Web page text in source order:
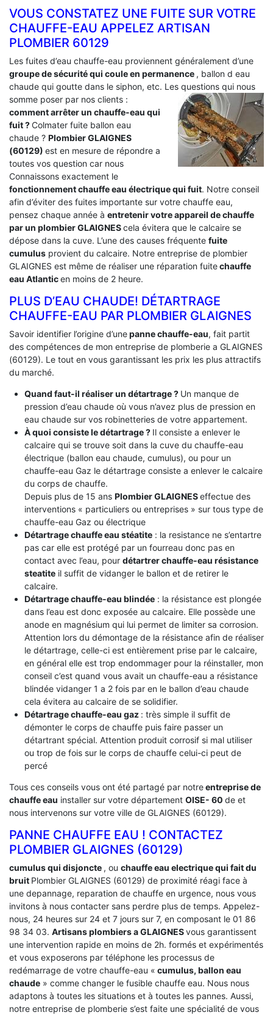
VOUS CONSTATEZ UNE FUITE SUR VOTRE
CHAUFFE-EAU APPELEZ ARTISAN
PLOMBIER 60129
Les fuites d’eau chauffe-eau proviennent généralement d’une
groupe de sécurité qui coule en permanence , ballon d eau
chaude qui goutte dans le siphon, etc. Les questions qui nous
somme poser par nos clients :
comment arrêter un chauffe-eau qui
fuit ?Colmater fuite ballon eau
chaude ? Plombier GLAIGNES
(60129) est en mesure de répondre a
toutes vos question car nous
Connaissons exactement le
fonctionnement chauffe eau électrique qui fuit. Notre conseil
afin d’éviter des fuites importante sur votre chauffe eau,
pensez chaque année à entretenir votre appareil de chauffe
par un plombier GLAIGNEScela évitera que le calcaire se
dépose dans la cuve. L’une des causes fréquente fuite
cumulus provient du calcaire. Notre entreprise de plombier
GLAIGNES est même de réaliser une réparation fuitechauffe
eau Atlanticen moins de 2 heure.
PLUS D’EAU CHAUDE! DÉTARTRAGE
CHAUFFE-EAU PAR PLOMBIER GLAIGNES
Savoir identifier l’origine d’unepanne chauffe-eau, fait partit
des compétences de mon entreprise de plomberie a GLAIGNES
(60129). Le tout en vous garantissant les prix les plus attractifs
du marché.
Quand faut-il réaliser un détartrage ? Un manque de
pression d’eau chaude où vous n’avez plus de pression en
eau chaude sur vos robinetteries de votre appartement.
À quoi consiste le détartrage ? Il consiste a enlever le
calcaire qui se trouve soit dans la cuve du chauffe-eau
électrique (ballon eau chaude, cumulus), ou pour un
chauffe-eau Gaz le détartrage consiste a enlever le calcaire
du corps de chauffe.
Depuis plus de 15 ans Plombier GLAIGNESeffectue des
interventions « particuliers ou entreprises » sur tous type de
chauffe-eau Gaz ou électrique
Détartrage chauffe eau stéatite: la resistance ne s’entartre
pas car elle est protégé par un fourreau donc pas en
contact avec l’eau, pour détartrer chauffe-eau résistance
steatiteil suffit de vidanger le ballon et de retirer le
calcaire.
Détartrage chauffe-eau blindée: la résistance est plongée
dans l’eau est donc exposée au calcaire. Elle possède une
anode en magnésium qui lui permet de limiter sa corrosion.
Attention lors du démontage de la résistance afin de réaliser
le détartrage, celle-ci est entièrement prise par le calcaire,
en général elle est trop endommager pour la réinstaller, mon
conseil c’est quand vous avait un chauffe-eau a résistance
blindée vidanger 1 a 2 fois par en le ballon d’eau chaude
cela évitera au calcaire de se solidifier.
Détartrage chauffe-eau gaz : très simple il suffit de
démonter le corps de chauffe puis faire passer un
détartrant spécial. Attention produit corrosif si mal utiliser
ou trop de fois sur le corps de chauffe celui-ci peut de
percé
Tous ces conseils vous ont été partagé par notreentreprise de
chauffe eau installer sur votre département OISE- 60 de et
nous intervenons sur votre ville de GLAIGNES (60129).
PANNE CHAUFFE EAU ! CONTACTEZ
PLOMBIER GLAIGNES (60129)
cumulus qui disjoncte , ou chauffe eau electrique qui fait du
bruit Plombier GLAIGNES (60129) de proximité réagi face à
une depannage, reparation de chauffe en urgence, nous vous
invitons à nous contacter sans perdre plus de temps. Appelez-
nous, 24 heures sur 24 et 7 jours sur 7, en composant le 01 86
98 34 03. Artisans plombiers a GLAIGNESvous garantissent
une intervention rapide en moins de 2h. formés et expérimentés
et vous exposerons par téléphone les processus de
redémarrage de votre chauffe-eau « cumulus, ballon eau
chaude » comme changer le fusible chauffe eau. Nous nous
adaptons à toutes les situations et à toutes les pannes. Aussi,
notre entreprise de plomberie s’est faite une spécialité de vous